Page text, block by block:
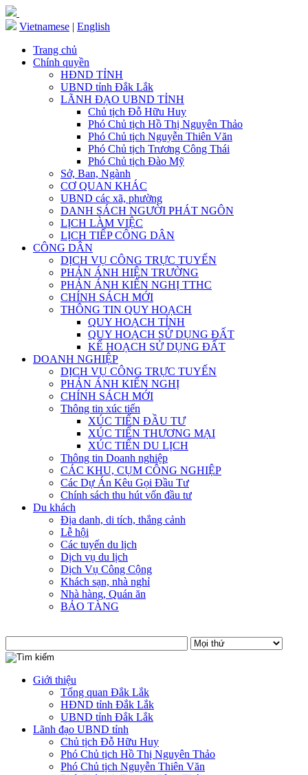
Vietnamese | English
Trang chủ
Chính quyền
HĐND TỈNH
UBND tỉnh Đắk Lắk
LÃNH ĐẠO UBND TỈNH
Chủ tịch Đỗ Hữu Huy
Phó Chủ tịch Hồ Thị Nguyên Thảo
Phó Chủ tịch Nguyễn Thiên Văn
Phó Chủ tịch Trương Công Thái
Phó Chủ tịch Đào Mỹ
Sở, Ban, Ngành
CƠ QUAN KHÁC
UBND các xã, phường
DANH SÁCH NGƯỜI PHÁT NGÔN
LỊCH LÀM VIỆC
LỊCH TIẾP CÔNG DÂN
CÔNG DÂN
DỊCH VỤ CÔNG TRỰC TUYẾN
PHẢN ÁNH HIỆN TRƯỜNG
PHẢN ÁNH KIẾN NGHỊ TTHC
CHÍNH SÁCH MỚI
THÔNG TIN QUY HOẠCH
QUY HOẠCH TỈNH
QUY HOẠCH SỬ DỤNG ĐẤT
KẾ HOẠCH SỬ DỤNG ĐẤT
DOANH NGHIỆP
DỊCH VỤ CÔNG TRỰC TUYẾN
PHẢN ÁNH KIẾN NGHỊ
CHÍNH SÁCH MỚI
Thông tin xúc tiến
XÚC TIẾN ĐẦU TƯ
XÚC TIẾN THƯƠNG MẠI
XÚC TIẾN DU LỊCH
Thông tin Doanh nghiệp
CÁC KHU, CỤM CÔNG NGHIỆP
Các Dự Án Kêu Gọi Đầu Tư
Chính sách thu hút vốn đầu tư
Du khách
Địa danh, di tích, thắng cảnh
Lễ hội
Các tuyến du lịch
Dịch vụ du lịch
Dịch Vụ Công Cộng
Khách sạn, nhà nghỉ
Nhà hàng, Quán ăn
BẢO TÀNG
Giới thiệu
Tổng quan Đắk Lắk
HĐND tỉnh Đắk Lắk
UBND tỉnh Đắk Lắk
Lãnh đạo UBND tỉnh
Chủ tịch Đỗ Hữu Huy
Phó Chủ tịch Hồ Thị Nguyên Thảo
Phó Chủ tịch Nguyễn Thiên Văn